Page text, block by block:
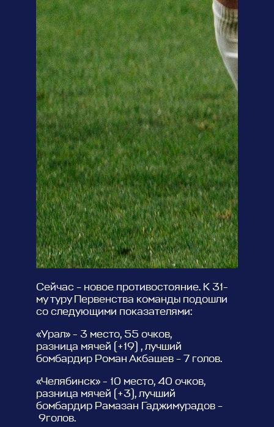
Сейчас – новое противостояние. К 31-
му туру Первенства команды подошли
со следующими показателями:
«Урал» - 3 место, 55 очков,
разница мячей (+19) , лучший
бомбардир Роман Акбашев – 7 голов.
«Челябинск» - 10 место, 40 очков,
разница мячей (+3), лучший
бомбардир Рамазан Гаджимурадов –
9голов.